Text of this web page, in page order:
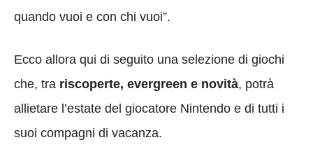
quando vuoi e con chi vuoi”.
Ecco allora qui di seguito una selezione di giochi
che, tra riscoperte, evergreen e novità, potrà
allietare l’estate del giocatore Nintendo e di tutti i
suoi compagni di vacanza.